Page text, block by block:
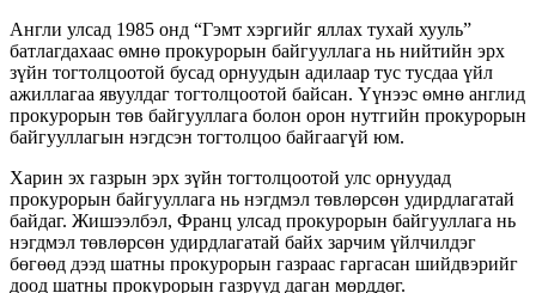
Англи улсад 1985 онд “Гэмт хэргийг яллах тухай хууль”
батлагдахаас өмнө прокурорын байгууллага нь нийтийн эрх
зүйн тогтолцоотой бусад орнуудын адилаар тус тусдаа үйл
ажиллагаа явуулдаг тогтолцоотой байсан. Үүнээс өмнө англид
прокурорын төв байгууллага болон орон нутгийн прокурорын
байгууллагын нэгдсэн тогтолцоо байгаагүй юм.
Харин эх газрын эрх зүйн тогтолцоотой улс орнуудад
прокурорын байгууллага нь нэгдмэл төвлөрсөн удирдлагатай
байдаг. Жишээлбэл, Франц улсад прокурорын байгууллага нь
нэгдмэл төвлөрсөн удирдлагатай байх зарчим үйлчилдэг
бөгөөд дээд шатны прокурорын газраас гаргасан шийдвэрийг
доод шатны прокурорын газрууд даган мөрддөг.